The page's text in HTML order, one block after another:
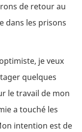
de retour au
dans les prisons
je veux
quelques
le travail de mon
a touché les
intention est de